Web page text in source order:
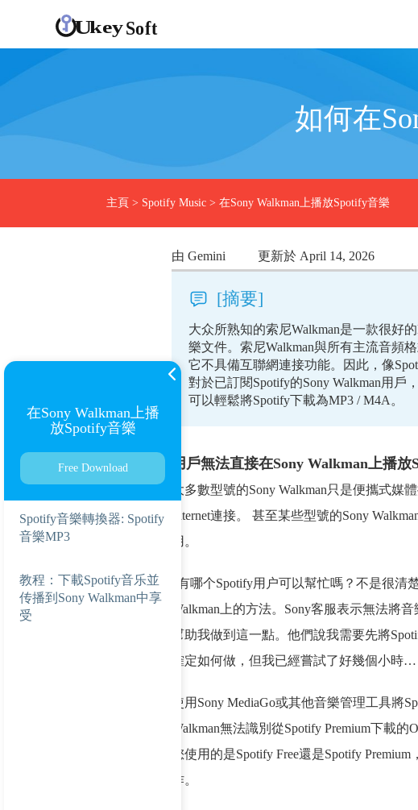
如何在
主頁 > Spotify Music > 在Sony Walkman上播放Spotify音樂
由 Gemini 更新於 April 14, 2026
[摘要]
大众所熟知的索尼Walkman是一款很好
樂文件。索尼Walkman與所有主流音頻
它不具備互聯網連接功能。因此，像
對於已訂閱Spotify的Sony Walkman用
可以輕鬆將Spotify下載為MP3 / M4A。
用戶無法直接在Sony Walkman上播
大多數型號的Sony Walkman只是便攜式
Internet連接。 甚至某些型號的Sony
用。
“有哪个Spotify用户可以幫忙嗎？不是很
Walkman上的方法。Sony客服表示無法將
幫助我做到這一點。他們說我需要先將
確定如何做，但我已經嘗試了好幾個小時…
使用Sony MediaGo或其他音樂管理工具將
Walkman無法識別從Spotify Premium下載
您使用的是Spotify Free還是Spotify
作。
在Sony Walkman上播
放Spotify音樂
Free Download
Spotify音樂轉換器: Spotify
音樂MP3
教程：下載Spotify音乐並
传播到Sony Walkman中享
受